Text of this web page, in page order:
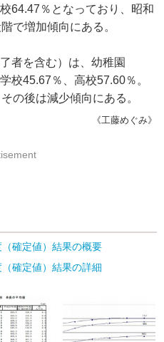
64.47％となっており、昭和
で増加傾向にある。
者を含む）は、幼稚園
校45.67％、高校57.60％。
の後は減少傾向にある。
《工藤めぐみ》
確定値）結果の概要
確定値）結果の詳細